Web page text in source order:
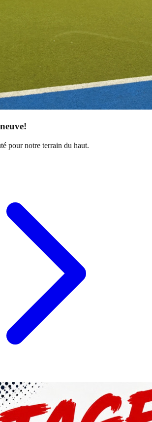
pour notre terrain du haut.